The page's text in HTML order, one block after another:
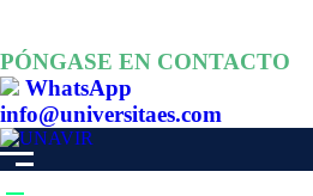
PÓNGASE EN CONTACTO
WhatsApp
info@universitaes.com